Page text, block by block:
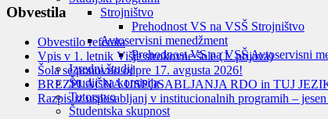
Strojništvo
Prehodnost VS na VSŠ Strojništvo
Avtoservisni menedžment
Prehodnost VS na VSŠ Avtoservisni
Izredni študij
Študijska komisija
Tutorstvo
Študentska skupnost
Obvestila
Obvestilo referata
Vpis v 1. letnik Višje strokovne šole (1. prijava)
Šola se ponovno odpre 17. avgusta 2026!
BREZPLAČNA USPOSABLJANJA RDO in TUJ
Razpis iz usposabljanj v institucionalnih programih –